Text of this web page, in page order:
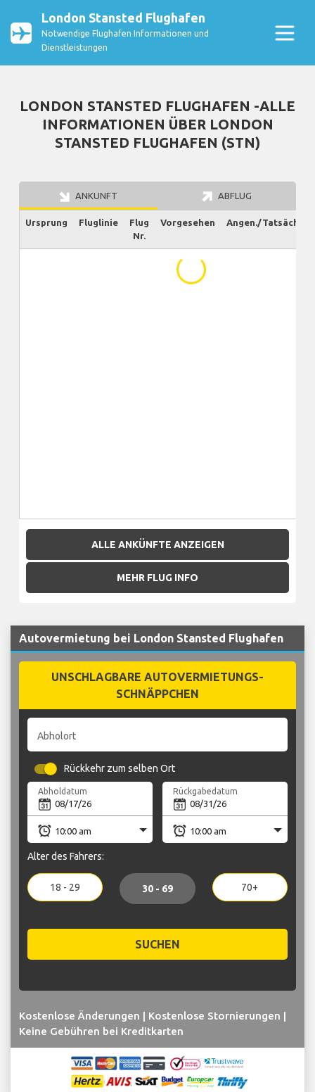
London Stansted Flughafen
Notwendige Flughafen Informationen und
Dienstleistungen
LONDON STANSTED FLUGHAFEN -ALLE
INFORMATIONEN ÜBER LONDON
STANSTED FLUGHAFEN (STN)
ANKUNFT ABFLUG
Ursprung Fluglinie
Flug
Nr.
Vorgesehen Angen./Tatsächlich
...
ALLE ANKÜNFTE ANZEIGEN
MEHR FLUG INFO
Autovermietung bei London Stansted Flughafen
UNSCHLAGBARE AUTOVERMIETUNGS-
SCHNÄPPCHEN
Abholort
Rückkehr zum selben Ort
Abholdatum Rückgabedatum
Alter des Fahrers:
18 - 29 30 - 69 70+
SUCHEN
Kostenlose Änderungen | Kostenlose Stornierungen |
Keine Gebühren bei Kreditkarten